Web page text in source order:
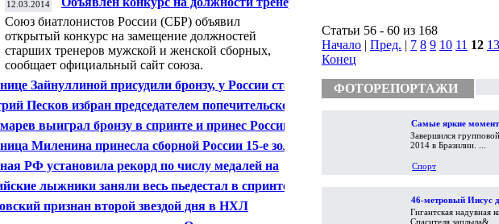
12.03.2014
сборных РФ по биатлону
Союз биатлонистов России (СБР) объявил
открытый конкурс на замещение должностей
старших тренеров мужской и женской сборных,
сообщает официальный сайт союза.
Зайнуллиной присудили бронзу, у России стало
на Паралимпиаде
Песков избран председателем попечительского
Российской шахматной федерации
выиграл бронзу в спринте и принес России 44-
ПИ-2014
Миленина принесла сборной России 15-е золото
РФ установила рекорд по числу медалей на
Паралимпиадах
лыжники заняли весь пьедестал в спринте в
признан второй звездой дня в НХЛ
Статьи 56 - 60 из 168
Начало | Пред. | 7 8 9 10 11 12 13
Конец
ФОТОРЕПОРТАЖИ
Самые яркие
2014
Завершился
2014 в Бразилии. ...
Спорт
46-метровый Иисус
Гигантская надувная
Спасителя заплыла&...